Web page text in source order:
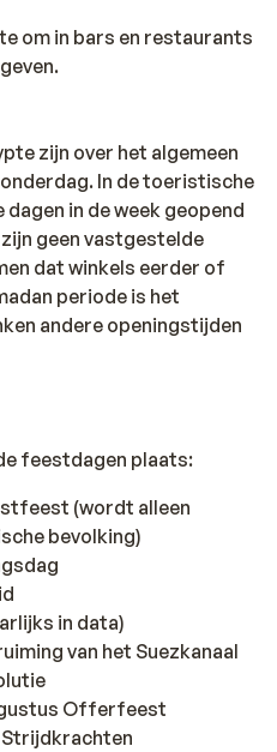
om in bars en restaurants
zijn over het algemeen
In de toeristische
in de week geopend
geen vastgestelde
dat winkels eerder of
periode is het
andere openingstijden
feestdagen plaats:
(wordt alleen
bevolking)
in data)
van het Suezkanaal
Offerfeest
Strijdkrachten